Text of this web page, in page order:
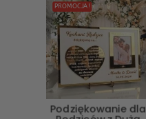
PROMOCJA!
Podziękowanie dla